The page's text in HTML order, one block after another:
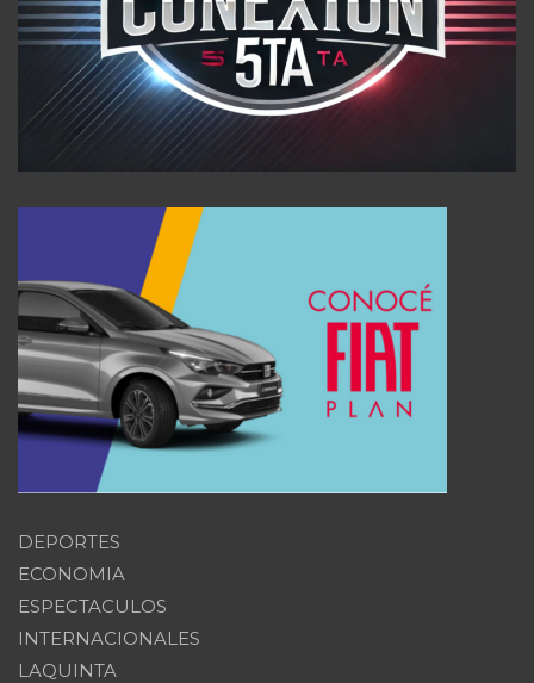
DEPORTES
ECONOMIA
ESPECTACULOS
INTERNACIONALES
LAQUINTA